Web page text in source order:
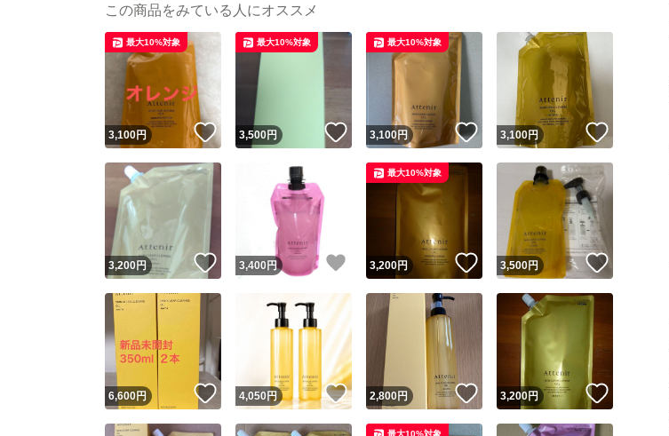
この商品をみている人にオススメ
3,100円 いいね！
最大10%対象
3,500円 いいね！
最大10%対象
3,100円 いいね！
最大10%対象
3,100円
3,200円 いいね！
3,400 円 いいね！
3,200円 いいね！
最大10%対象
3,500円
6,600円 いいね！
4,050円 いいね！
2,800円 いいね！
3,200円
最大10%対象